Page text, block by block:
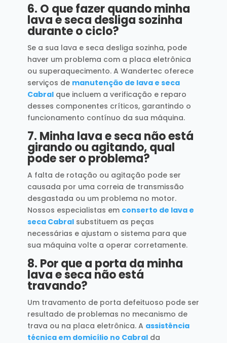
6. O que fazer quando minha
lava e seca desliga sozinha
durante o ciclo?
Se a sua lava e seca desliga sozinha, pode
haver um problema com a placa eletrônica
ou superaquecimento. A Wandertec oferece
serviços de manutenção de lava e seca
Cabralque incluem a verificação e reparo
desses componentes críticos, garantindo o
funcionamento contínuo da sua máquina.
7. Minha lava e seca não está
girando ou agitando, qual
pode ser o problema?
A falta de rotação ou agitação pode ser
causada por uma correia de transmissão
desgastada ou um problema no motor.
Nossos especialistas em conserto de lava e
seca Cabralsubstituem as peças
necessárias e ajustam o sistema para que
sua máquina volte a operar corretamente.
8. Por que a porta da minha
lava e seca não está
travando?
Um travamento de porta defeituoso pode ser
resultado de problemas no mecanismo de
trava ou na placa eletrônica. A assistência
técnica em domicílio no Cabralda